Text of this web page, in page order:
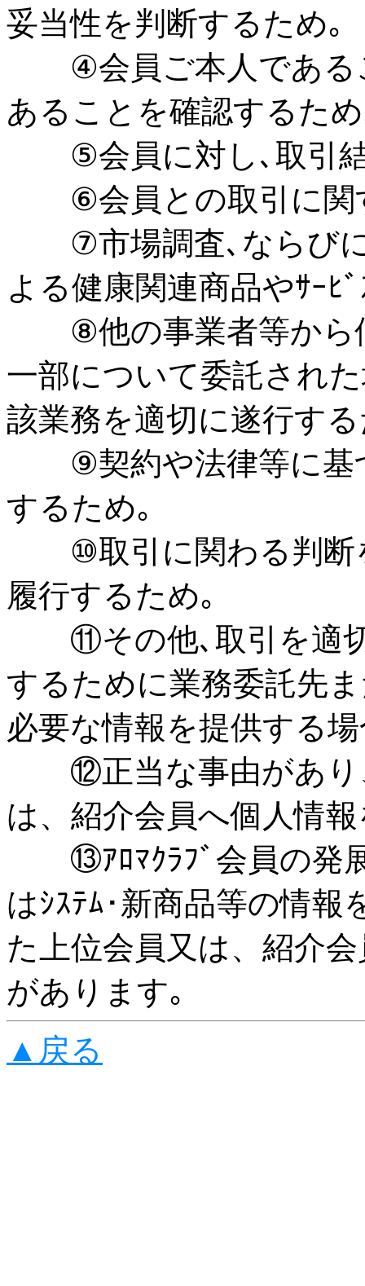
妥当性を判断するため｡
④会員ご本人である
あることを確認するた
⑤会員に対し､取引結
⑥会員との取引に関
⑦市場調査､ならびに
よる健康関連商品やｻｰﾋ
⑧他の事業者等から
一部について委託され
該業務を適切に遂行す
⑨契約や法律等に基
するため｡
⑩取引に関わる判断
履行するため｡
⑪その他､取引を適切
するために業務委託先
必要な情報を提供する
⑫正当な事由があり
は、紹介会員へ個人情
⑬ｱﾛﾏｸﾗﾌﾞ会員の発展
はｼｽﾃﾑ･新商品等の情報
た上位会員又は、紹介
があります｡
▲戻る